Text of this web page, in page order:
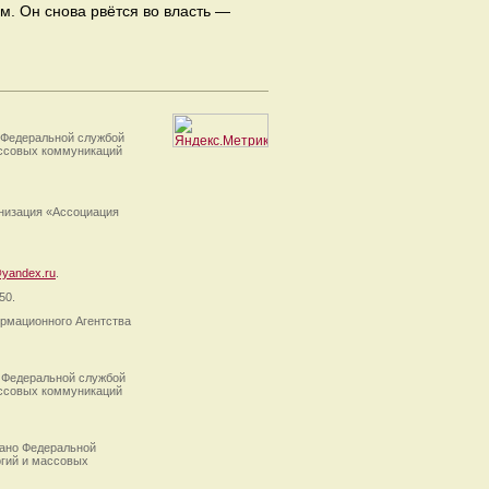
Он снова рвётся во власть —
службой
коммуникаций
«Ассоциация
Агентства
службой
коммуникаций
Федеральной
и массовых